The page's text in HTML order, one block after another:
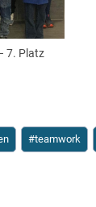
7. Platz
#teamwork